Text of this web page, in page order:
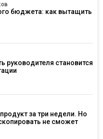
бюджета: как вытащить
руководителя становится
за три недели. Но
не сможет